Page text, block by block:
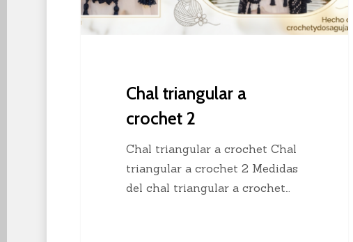
Chal triangular a
crochet 2
Chal triangular a crochet Chal
triangular a crochet 2 Medidas
del chal triangular a crochet…